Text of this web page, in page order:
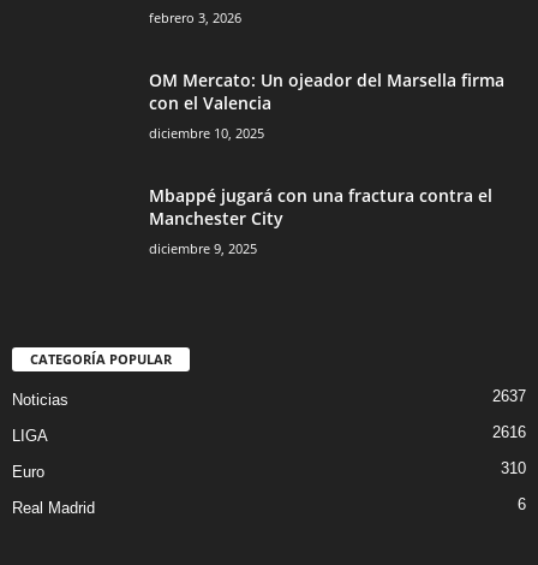
febrero 3, 2026
OM Mercato: Un ojeador del Marsella firma
con el Valencia
diciembre 10, 2025
Mbappé jugará con una fractura contra el
Manchester City
diciembre 9, 2025
CATEGORÍA POPULAR
Noticias 2637
LIGA 2616
Euro 310
Real Madrid 6